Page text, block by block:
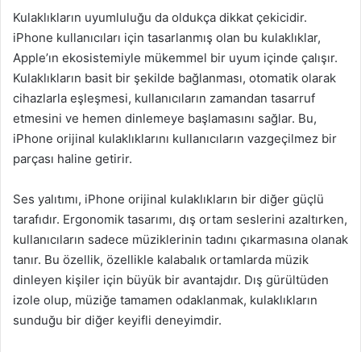
Kulaklıkların uyumluluğu da oldukça dikkat çekicidir.
iPhone kullanıcıları için tasarlanmış olan bu kulaklıklar,
Apple’ın ekosistemiyle mükemmel bir uyum içinde çalışır.
Kulaklıkların basit bir şekilde bağlanması, otomatik olarak
cihazlarla eşleşmesi, kullanıcıların zamandan tasarruf
etmesini ve hemen dinlemeye başlamasını sağlar. Bu,
iPhone orijinal kulaklıklarını kullanıcıların vazgeçilmez bir
parçası haline getirir.
Ses yalıtımı, iPhone orijinal kulaklıkların bir diğer güçlü
tarafıdır. Ergonomik tasarımı, dış ortam seslerini azaltırken,
kullanıcıların sadece müziklerinin tadını çıkarmasına olanak
tanır. Bu özellik, özellikle kalabalık ortamlarda müzik
dinleyen kişiler için büyük bir avantajdır. Dış gürültüden
izole olup, müziğe tamamen odaklanmak, kulaklıkların
sunduğu bir diğer keyifli deneyimdir.